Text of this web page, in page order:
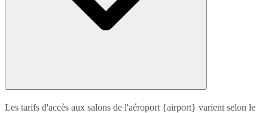
Les tarifs d'accès aux salons de l'aéroport {airport} varient selon le